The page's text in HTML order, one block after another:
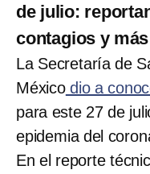
de julio:
contagios y
La Secretaría de
Méxicodio a
para este 27 de
epidemia del
En el reporte